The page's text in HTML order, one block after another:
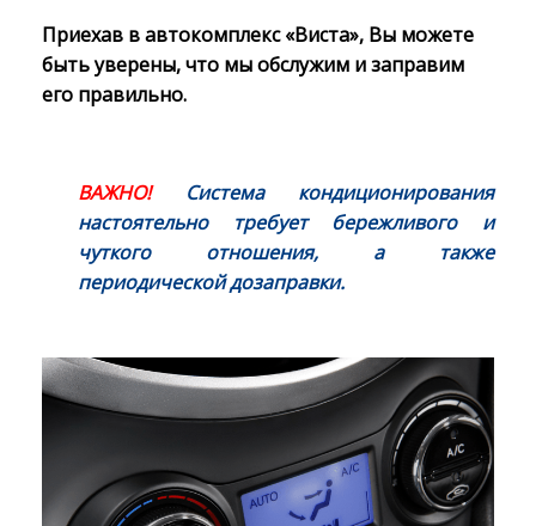
Приехав в автокомплекс «Виста», Вы можете
быть уверены, что мы обслужим и заправим
его правильно.
ВАЖНО!
Система кондиционирования
настоятельно требует бережливого и
чуткого отношения, а также
периодической дозаправки.